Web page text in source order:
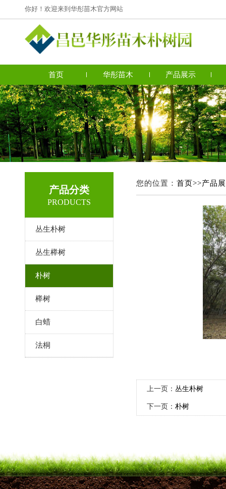
你好！欢迎来到华彤苗木官方网站
首页 华彤苗木 产品展示
产品分类
PRODUCTS
丛生朴树
丛生榉树
朴树
榉树
白蜡
法桐
您的位置： 首页>>产品
上一页： 丛生朴树
下一页： 朴树